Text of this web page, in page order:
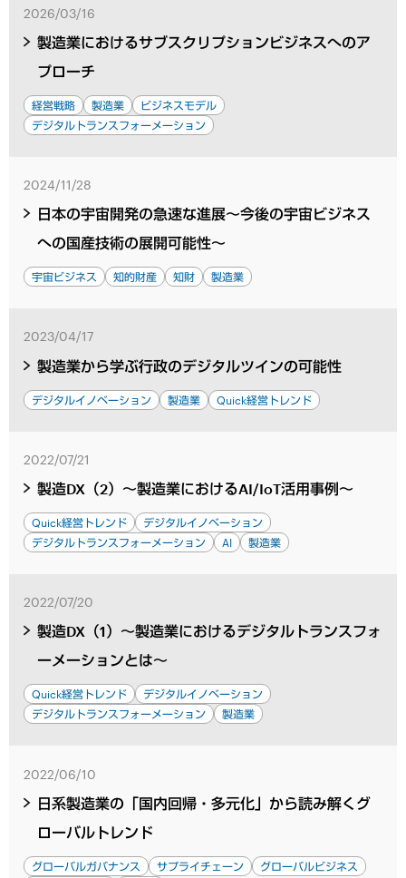
2026/03/16
製造業におけるサブスクリプションビジネスへのア
プローチ
経営戦略 製造業
ビジネスモデル
デジタルトランスフォーメーション
2024/11/28
日本の宇宙開発の急速な進展～今後の宇宙ビジネス
への国産技術の展開可能性～
宇宙ビジネス 知的財産 知財 製造業
2023/04/17
製造業から学ぶ行政のデジタルツインの可能性
デジタルイノベーション 製造業 Quick経営トレンド
2022/07/21
製造DX（2）～製造業におけるAI/IoT活用事例～
Quick経営トレンド
デジタルイノベーション
デジタルトランスフォーメーション
AI 製造業
2022/07/20
製造DX（1）～製造業におけるデジタルトランスフォ
ーメーションとは～
Quick経営トレンド
デジタルイノベーション
デジタルトランスフォーメーション
製造業
2022/06/10
日系製造業の「国内回帰・多元化」から読み解くグ
ローバルトレンド
グローバルガバナンス サプライチェーン グローバルビジネス